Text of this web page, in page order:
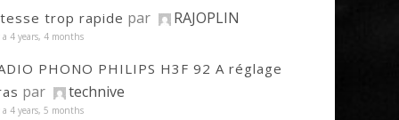
trop rapide par RAJOPLIN
a 4 years, 4 months
PHONO PHILIPS H3F 92 A réglage
par technive
a 4 years, 5 months